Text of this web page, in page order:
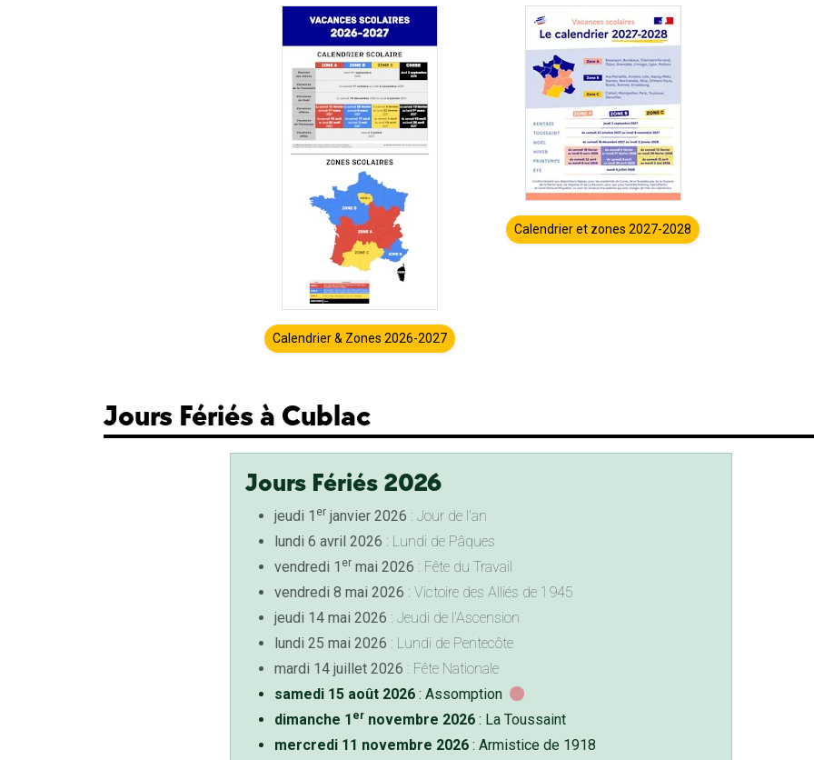
Calendrier & Zones 2026-2027
Calendrier et zones 2027-2028
Jours Fériés à Cublac
Jours Fériés 2026
jeudi 1 erjanvier 2026 : Jour de l'an
lundi 6 avril 2026 : Lundi de Pâques
vendredi 1 ermai 2026 : Fête du Travail
vendredi 8 mai 2026 : Victoire des Alliés de 1945
jeudi 14 mai 2026 : Jeudi de l'Ascension
lundi 25 mai 2026 : Lundi de Pentecôte
mardi 14 juillet 2026 : Fête Nationale
samedi 15 août 2026: Assomption
dimanche 1 ernovembre 2026: La Toussaint
mercredi 11 novembre 2026: Armistice de 1918